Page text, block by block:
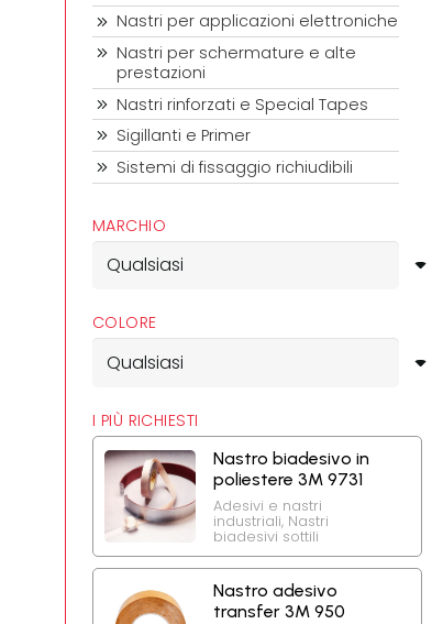
Nastri per applicazioni elettroniche
Nastri per schermature e alte
prestazioni
Nastri rinforzati e Special Tapes
Sigillanti e Primer
Sistemi di fissaggio richiudibili
MARCHIO
COLORE
I PIÙ RICHIESTI
Nastro biadesivo in
poliestere 3M 9731
Adesivi e nastri
industriali, Nastri
biadesivi sottili
Nastro adesivo
transfer 3M 950